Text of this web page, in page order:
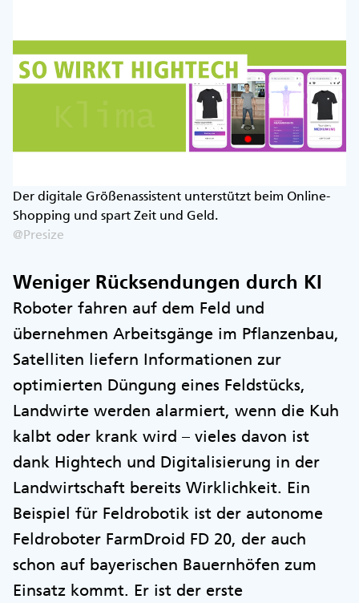
Der digitale Größenassistent unterstützt beim Online-
Shopping und spart Zeit und Geld.
@Presize
Weniger Rücksendungen durch KI
Roboter fahren auf dem Feld und
übernehmen Arbeitsgänge im Pflanzenbau,
Satelliten liefern Informationen zur
optimierten Düngung eines Feldstücks,
Landwirte werden alarmiert, wenn die Kuh
kalbt oder krank wird – vieles davon ist
dank Hightech und Digitalisierung in der
Landwirtschaft bereits Wirklichkeit. Ein
Beispiel für Feldrobotik ist der autonome
Feldroboter FarmDroid FD 20, der auch
schon auf bayerischen Bauernhöfen zum
Einsatz kommt. Er ist der erste